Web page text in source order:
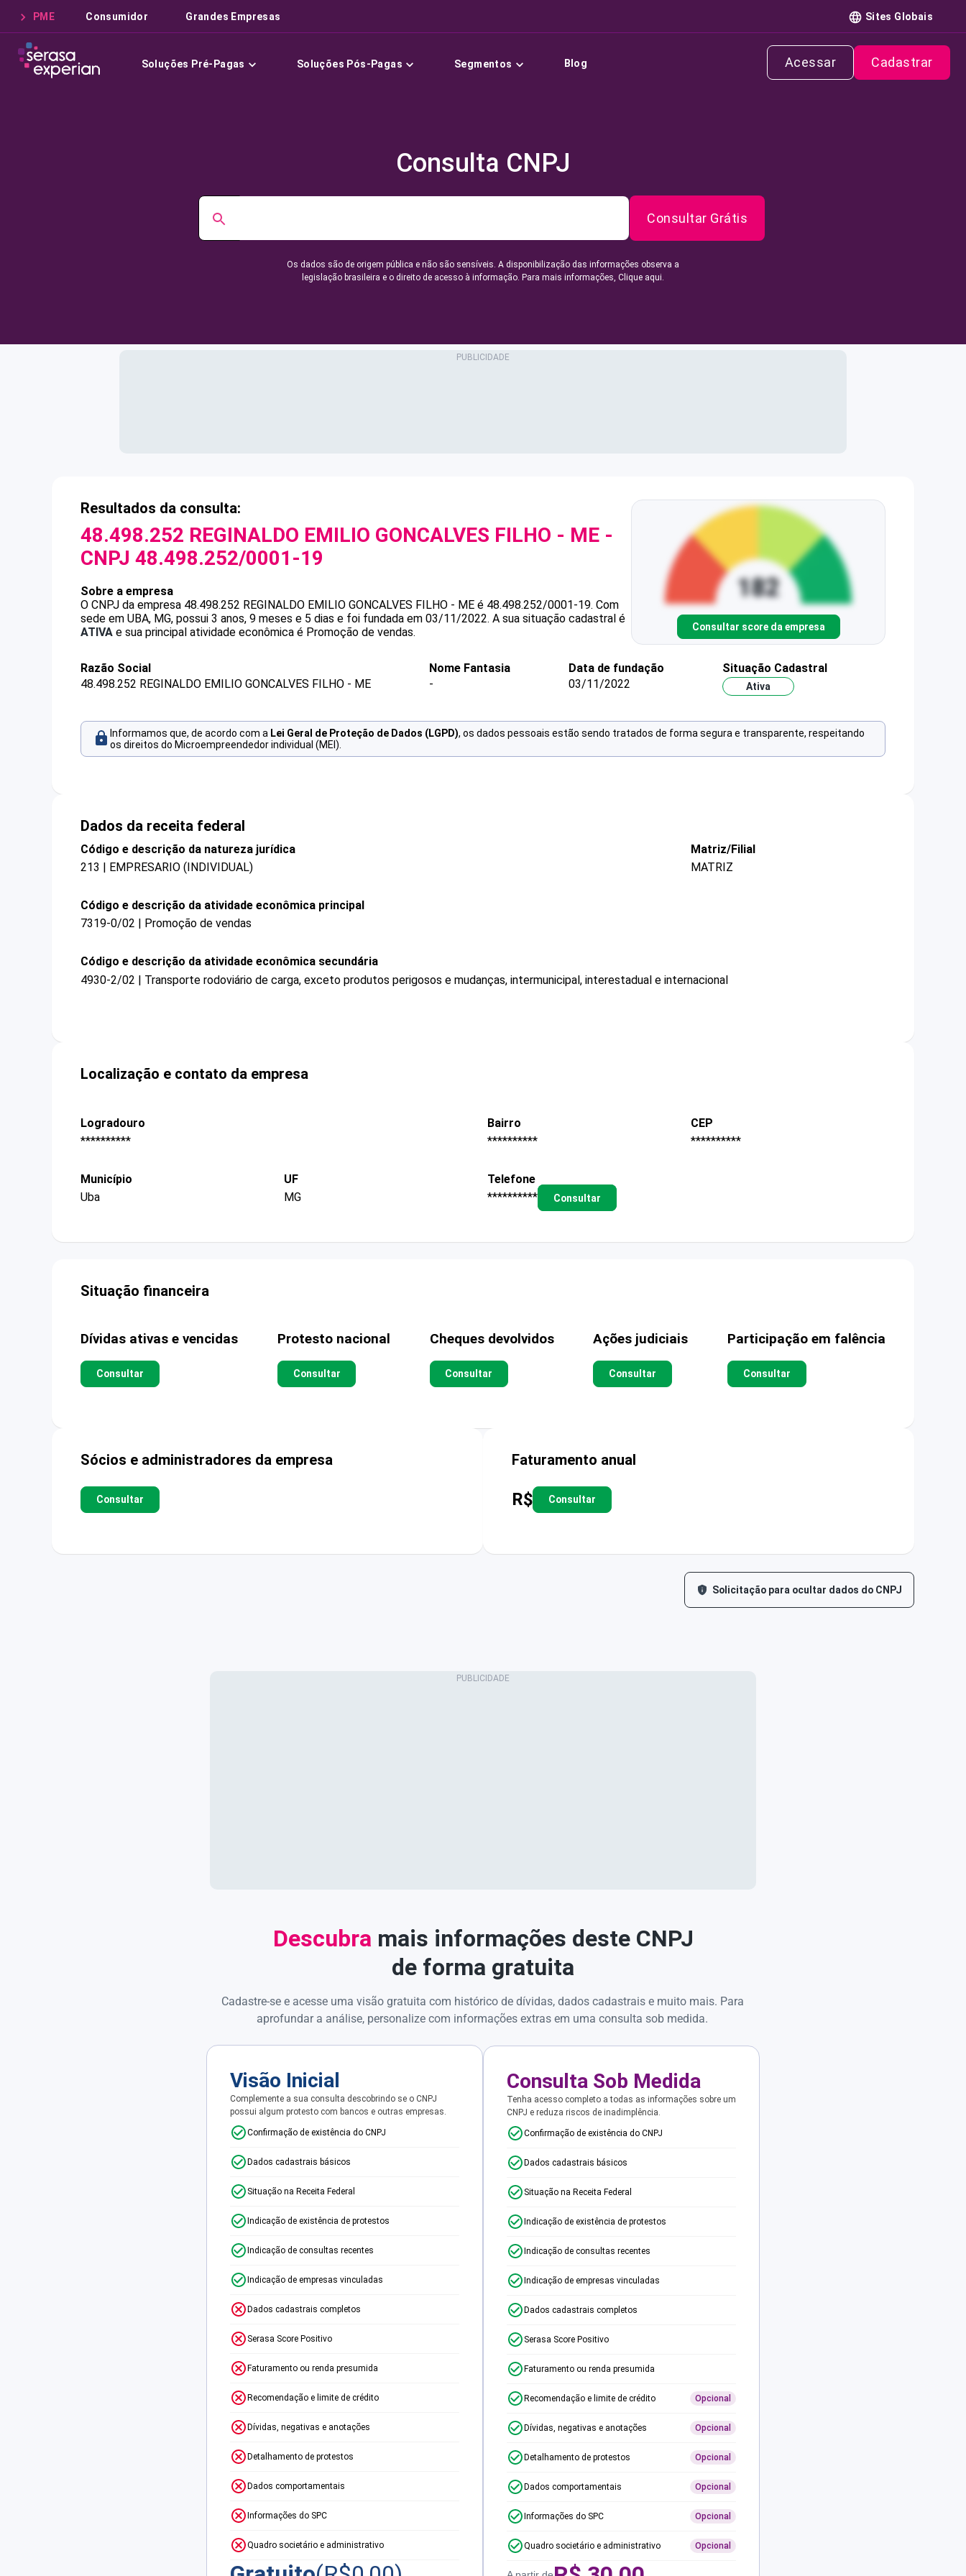
PME Consumidor Grandes Empresas Sites Globais
Soluções Pré-Pagas Soluções Pós-Pagas Segmentos Blog Acessar Cadastrar
Consulta CNPJ
Consultar Grátis
Os dados são de origem pública e não são sensíveis. A disponibilização das informações observa a
legislação brasileira e o direito de acesso à informação. Para mais informações, Clique aqui.
Resultados da consulta:
48.498.252 REGINALDO EMILIO GONCALVES FILHO - ME -
CNPJ 48.498.252/0001-19
Sobre a empresa
O CNPJ da empresa 48.498.252 REGINALDO EMILIO GONCALVES FILHO - ME é 48.498.252/0001-19. Com
sede em UBA, MG, possui 3 anos, 9 meses e 5 dias e foi fundada em 03/11/2022. A sua situação cadastral é
ATIVA e sua principal atividade econômica é Promoção de vendas. Consultar score da empresa
Razão Social
48.498.252 REGINALDO EMILIO GONCALVES FILHO - ME
Nome Fantasia
-
Data de fundação
03/11/2022
Situação Cadastral
Ativa
Informamos que, de acordo com a Lei Geral de Proteção de Dados (LGPD), os dados pessoais estão sendo tratados de forma segura e transparente, respeitando
os direitos do Microempreendedor individual (MEI).
Dados da receita federal
Código e descrição da natureza jurídica
213 | EMPRESARIO (INDIVIDUAL)
Matriz/Filial
MATRIZ
Código e descrição da atividade econômica principal
7319-0/02 | Promoção de vendas
Código e descrição da atividade econômica secundária
4930-2/02 | Transporte rodoviário de carga, exceto produtos perigosos e mudanças, intermunicipal, interestadual e internacional
Localização e contato da empresa
Logradouro
**********
Bairro
**********
CEP
**********
Município
Uba
UF
MG
Telefone
**********
Consultar
Situação financeira
Dívidas ativas e vencidas
Consultar
Protesto nacional
Consultar
Cheques devolvidos
Consultar
Ações judiciais
Consultar
Participação em falência
Consultar
Sócios e administradores da empresa
Consultar
Faturamento anual
R$ Consultar
Solicitação para ocultar dados do CNPJ
Descubra mais informações deste CNPJ
de forma gratuita
Cadastre-se e acesse uma visão gratuita com histórico de dívidas, dados cadastrais e muito mais. Para
aprofundar a análise, personalize com informações extras em uma consulta sob medida.
Visão Inicial
Complemente a sua consulta descobrindo se o CNPJ
possui algum protesto com bancos e outras empresas.
Confirmação de existência do CNPJ
Dados cadastrais básicos
Situação na Receita Federal
Indicação de existência de protestos
Indicação de consultas recentes
Indicação de empresas vinculadas
Dados cadastrais completos
Serasa Score Positivo
Faturamento ou renda presumida
Recomendação e limite de crédito
Dívidas, negativas e anotações
Detalhamento de protestos
Dados comportamentais
Informações do SPC
Quadro societário e administrativo
Consulta Sob Medida
Tenha acesso completo a todas as informações sobre um
CNPJ e reduza riscos de inadimplência.
Confirmação de existência do CNPJ
Dados cadastrais básicos
Situação na Receita Federal
Indicação de existência de protestos
Indicação de consultas recentes
Indicação de empresas vinculadas
Dados cadastrais completos
Serasa Score Positivo
Faturamento ou renda presumida
Recomendação e limite de crédito Opcional
Dívidas, negativas e anotações Opcional
Detalhamento de protestos Opcional
Dados comportamentais Opcional
Informações do SPC Opcional
Quadro societário e administrativo Opcional